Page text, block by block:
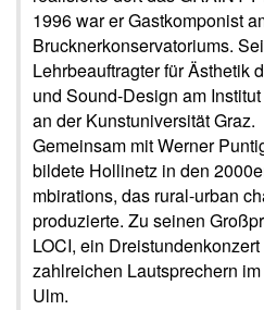
1996 war er Gastkomponist
Brucknerkonservatoriums.
Lehrbeauftragter für Ästhetik
und Sound-Design am
an der Kunstuniversität Graz.
Gemeinsam mit Werner
bildete Hollinetz in den
mbirations, das rural-urban
produzierte. Zu seinen
LOCI, ein
zahlreichen Lautsprechern
Ulm.